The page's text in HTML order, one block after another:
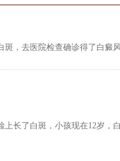
斑，去医院检查确诊得了白
上长了白斑，小孩现在12岁